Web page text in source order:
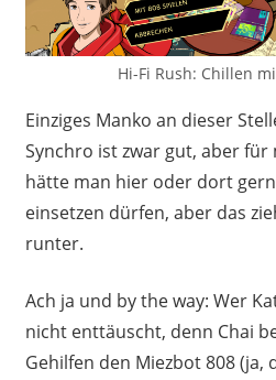
Hi-Fi Rush: Chillen
Einziges Manko an dieser
Synchro ist zwar gut, aber für
hätte man hier oder dort
einsetzen dürfen, aber das
runter.
Ach ja und by the way: Wer
nicht enttäuscht, denn Chai
Gehilfen den Miezbot 808 (ja,